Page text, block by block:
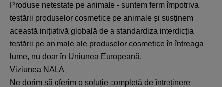
Produse netestate pe animale - suntem ferm împotriva
testării produselor cosmetice pe animale și susținem
această inițiativă globală de a standardiza interdicția
testării pe animale ale produselor cosmetice în întreaga
lume, nu doar în Uniunea Europeană.
Viziunea NALA
Ne dorim să oferim o soluție completă de întreținere